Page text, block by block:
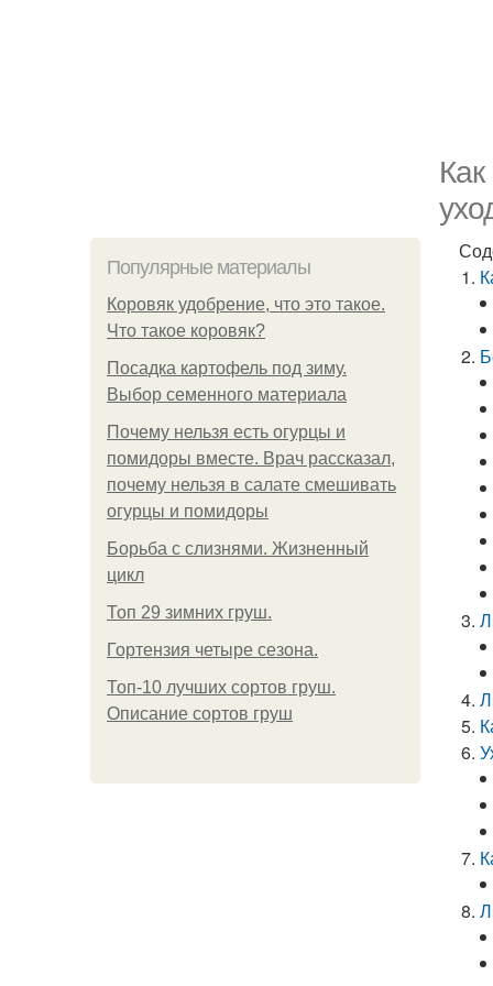
Популярные материалы
Коровяк удобрение, что это такое.
Что такое коровяк?
Посадка картофель под зиму.
Выбор семенного материала
Почему нельзя есть огурцы и
помидоры вместе. Врач рассказал,
почему нельзя в салате смешивать
огурцы и помидоры
Борьба с слизнями. Жизненный
цикл
Топ 29 зимних груш.
Гортензия четыре сезона.
Топ-10 лучших сортов груш.
Описание сортов груш